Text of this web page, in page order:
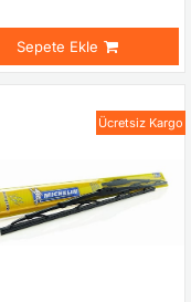
Sepete Ekle
Ücretsiz Kargo